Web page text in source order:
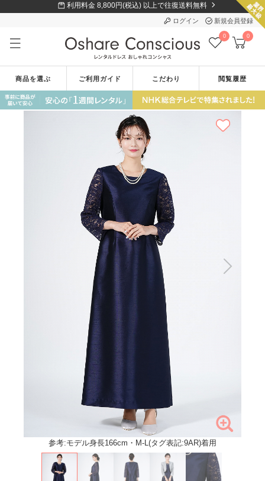
利用料金 8,800円(税込) 以上で往復送料無料
ログイン 新規会員登録
0 0
商品を選ぶ ご利用ガイド こだわり 閲覧履歴
参考:モデル身長166cm・M-L(タグ表記:9AR)着用